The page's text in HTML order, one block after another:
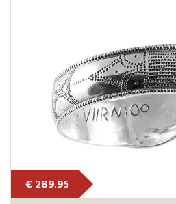
€ 289.95